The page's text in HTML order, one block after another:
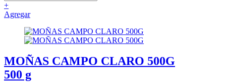
+
Agregar
MOÑAS CAMPO CLARO 500G
500 g